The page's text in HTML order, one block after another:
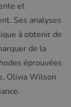
et
Ses analyses
à obtenir de
de la
éprouvées
Olivia Wilson